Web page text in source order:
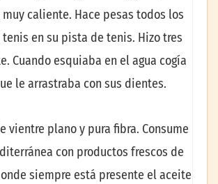
muy caliente. Hace pesas todos los
en su pista de tenis. Hizo tres
Cuando esquiaba en el agua cogía
le arrastraba con sus dientes.
vientre plano y pura fibra. Consume
con productos frescos de
siempre está presente el aceite